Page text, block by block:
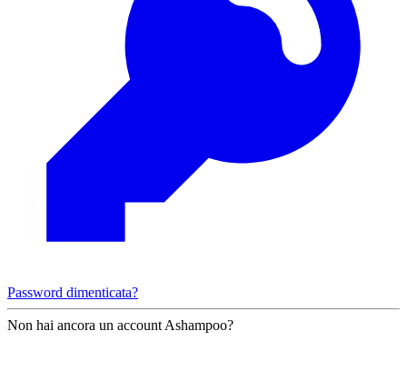
Password dimenticata?
Non hai ancora un account Ashampoo?